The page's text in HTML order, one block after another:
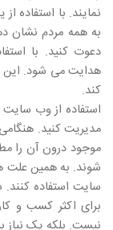
نمایند. با استفاده
به همه مردم نشان
دعوت کنید. با
هدایت می شود. این
کند.
استفاده از وب
مدیریت کنید.
موجود درون آن را
شوند. به همین علت
سایت استفاده
برای اکثر کسب و
نیست. بلکه یک